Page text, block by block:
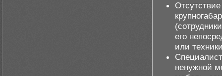
его
или
ненужной